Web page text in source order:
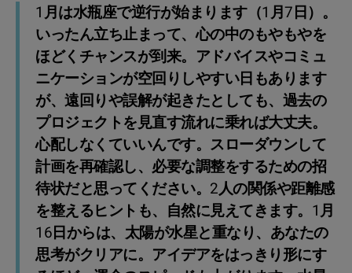
1月は水瓶座で逆行が始まります（1月7日）。
いったん立ち止まって、心の中のもやもやを
ほどくチャンスが到来。アドバイスやコミュ
ニケーションが空回りしやすい日もあります
が、遠回りや誤解が起きたとしても、過去の
プロジェクトを見直す流れに乗れば大丈夫。
心配しなくていいんです。スローダウンして
計画を再確認し、必要な調整をするための招
待状だと思ってください。2人の関係や距離感
を整えるヒントも、自然に見えてきます。1月
16日からは、太陽が水星と重なり、あなたの
思考がクリアに。アイデアをはっきり形にす